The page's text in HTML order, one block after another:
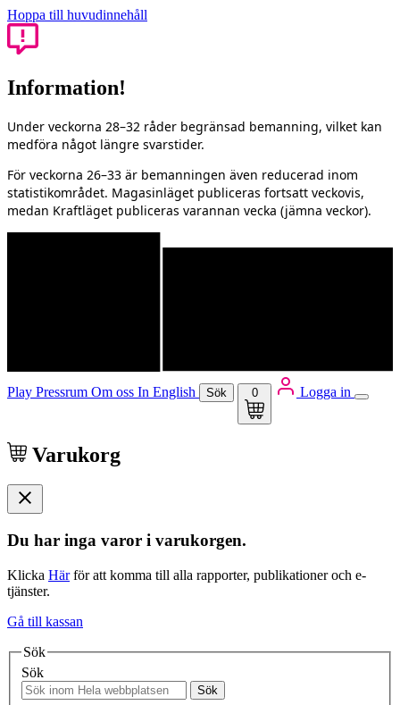
Hoppa till huvudinnehåll
Information!
Under veckorna 28–32 råder begränsad bemanning, vilket kan
medföra något längre svarstider.
För veckorna 26–33 är bemanningen även reducerad inom
statistikområdet. Magasinläget publiceras fortsatt veckovis,
medan Kraftläget publiceras varannan vecka (jämna veckor).
Play Pressrum Om oss In English Sök 0 Logga in
Varukorg
Du har inga varor i varukorgen.
Klicka Härför att komma till alla rapporter, publikationer och e-
tjänster.
Gå till kassan
Sök
Sök
Sök